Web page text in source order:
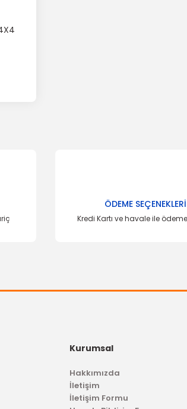
ÖDEME SEÇENEKLERİ
Kredi Kartı ve havale ile
Kurumsal
Hakkımızda
İletişim
İletişim Formu